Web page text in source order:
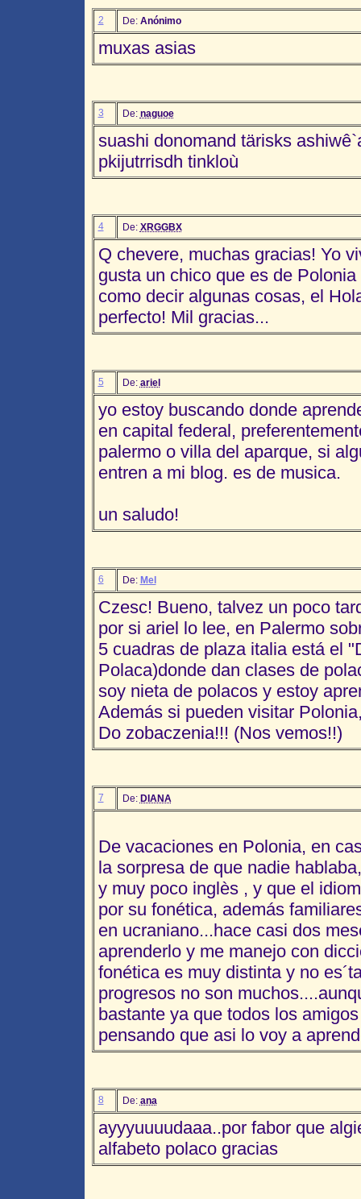
2 De: Anónimo
muxas asias
3 De: naguoe
suashi donomand tärisks
pkijutrrisdh tinkloù
4 De: XRGGBX
Q chevere, muchas gracias! Yo
gusta un chico que es de
como decir algunas cosas, el
perfecto! Mil gracias...
5 De: ariel
yo estoy buscando donde
en capital federal,
palermo o villa del aparque, si
entren a mi blog. es de musica.
un saludo!
6 De: Mel
Czesc! Bueno, talvez un poco
por si ariel lo lee, en Palermo
5 cuadras de plaza italia está el
Polaca)donde dan clases de
soy nieta de polacos y estoy
Además si pueden visitar
Do zobaczenia!!! (Nos vemos!!)
7 De: DIANA
De vacaciones en Polonia, en
la sorpresa de que nadie
y muy poco inglès , y que el
por su fonética, además
en ucraniano...hace casi dos
aprenderlo y me manejo con
fonética es muy distinta y no
progresos no son
bastante ya que todos los
pensando que asi lo voy a
8 De: ana
ayyyuuuudaaa..por fabor que
alfabeto polaco gracias